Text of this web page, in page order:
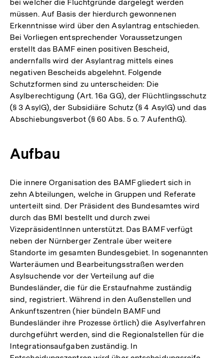
bei welcher die Fluchtgründe dargelegt werden
müssen. Auf Basis der hierdurch gewonnenen
Erkenntnisse wird über den Asylantrag entschieden.
Bei Vorliegen entsprechender Voraussetzungen
erstellt das BAMF einen positiven Bescheid,
andernfalls wird der Asylantrag mittels eines
negativen Bescheids abgelehnt. Folgende
Schutzformen sind zu unterscheiden: Die
Asylberechtigung (Art. 16a GG), der Flüchtlingsschutz
(§ 3 AsylG), der Subsidiäre Schutz (§ 4 AsylG) und das
Abschiebungsverbot (§ 60 Abs. 5 o. 7 AufenthG).
Aufbau
Die innere Organisation des BAMF gliedert sich in
zehn Abteilungen, welche in Gruppen und Referate
unterteilt sind. Der Präsident des Bundesamtes wird
durch das BMI bestellt und durch zwei
VizepräsidentInnen unterstützt. Das BAMF verfügt
neben der Nürnberger Zentrale über weitere
Standorte im gesamten Bundesgebiet. In sogenannten
Warteräumen und Bearbeitungsstraßen werden
Asylsuchende vor der Verteilung auf die
Bundesländer, die für die Erstaufnahme zuständig
sind, registriert. Während in den Außenstellen und
Ankunftszentren (hier bündeln BAMF und
Bundesländer ihre Prozesse örtlich) die Asylverfahren
durchgeführt werden, sind die Regionalstellen für die
Integrationsaufgaben zuständig. In